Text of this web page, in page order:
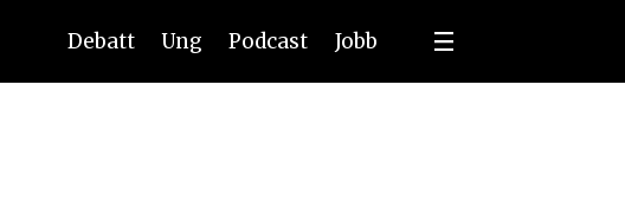
Debatt Ung Podcast Jobb